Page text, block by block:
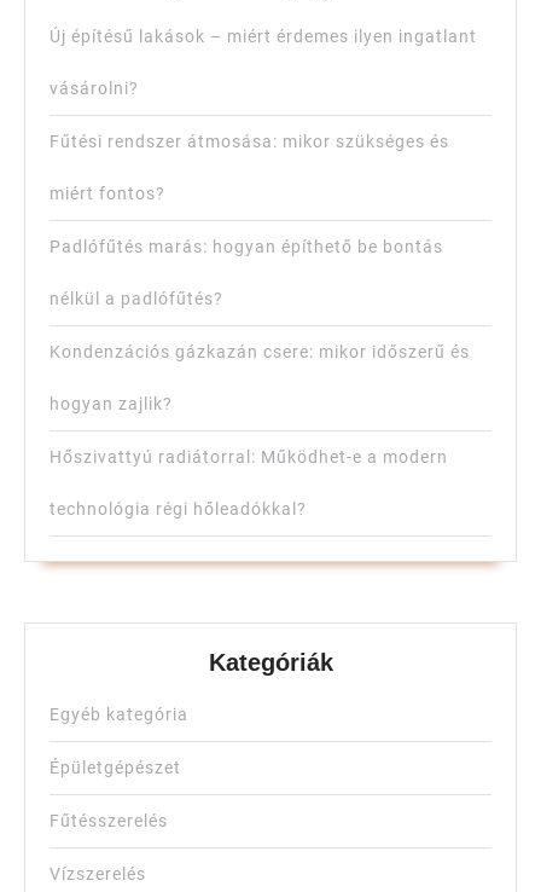
Új építésű lakások – miért érdemes ilyen ingatlant
vásárolni?
Fűtési rendszer átmosása: mikor szükséges és
miért fontos?
Padlófűtés marás: hogyan építhető be bontás
nélkül a padlófűtés?
Kondenzációs gázkazán csere: mikor időszerű és
hogyan zajlik?
Hőszivattyú radiátorral: Működhet-e a modern
technológia régi hőleadókkal?
Kategóriák
Egyéb kategória
Épületgépészet
Fűtésszerelés
Vízszerelés